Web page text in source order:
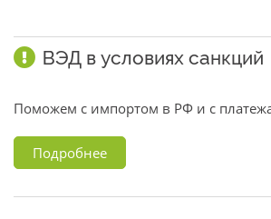
ВЭД в условиях санкций
Поможем с импортом в РФ и с
Подробнее